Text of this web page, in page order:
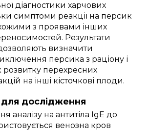
діагностики харчових
симптоми реакції на персик
з проявами інших
Результати
визначити
персика з раціону і
розвитку перехресних
на інші кісточкові плоди.
для дослідження
аналізу на антитіла IgE до
венозна кров